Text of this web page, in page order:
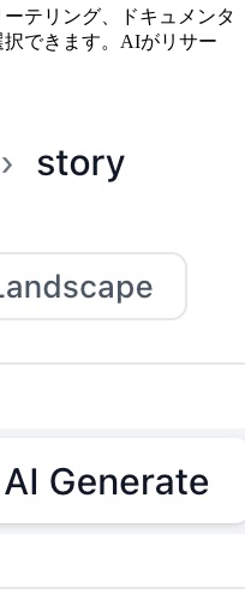
テリング、ドキュメンタ
できます。AIがリサー